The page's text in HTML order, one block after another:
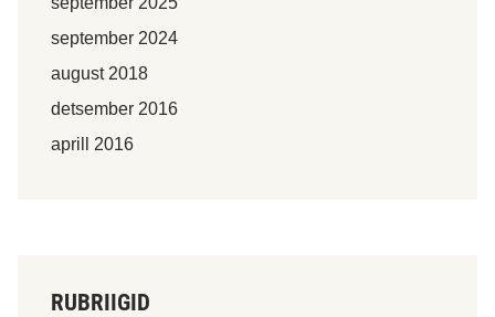
september 2024
august 2018
detsember 2016
aprill 2016
RUBRIIGID